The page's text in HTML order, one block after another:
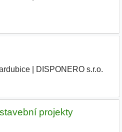
| DISPONERO s.r.o.
projekty